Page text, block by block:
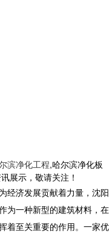
滨净化工程,哈尔滨净化板
展示，敬请关注！
经济发展贡献着力量，沈阳
为一种新型的建筑材料，在
着至关重要的作用。一家优